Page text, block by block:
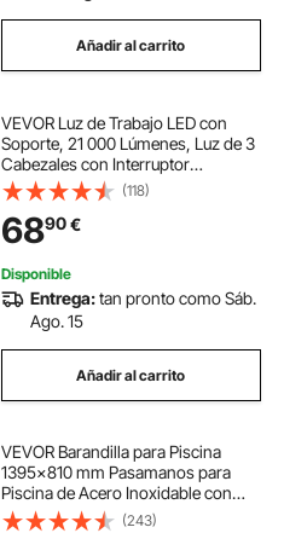
Añadir al carrito
VEVOR Luz de Trabajo LED con
Soporte, 21 000 Lúmenes, Luz de 3
Cabezales con Interruptor
Individual, Trípode y Cable de
Alimentación de 3,3 m para Obras
de Construcción, Resistente al
Agua IP65
(118)
6890€
Disponible
Entrega:tan pronto como Sáb.
Ago. 15
Añadir al carrito
VEVOR Barandilla para Piscina
1395x810 mm Pasamanos para
Piscina de Acero Inoxidable con
Placa Base 2 Piezas Barra de
(243)